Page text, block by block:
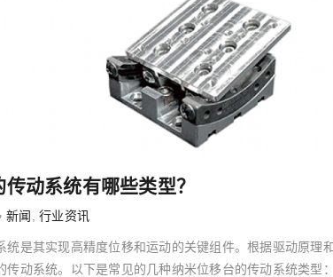
动系统有哪些类型？
新闻 行业资讯
统是其实现高精度位移和运动的关键组件。根据驱动原理
传动系统。以下是常见的几种纳米位移台的传动系统类型